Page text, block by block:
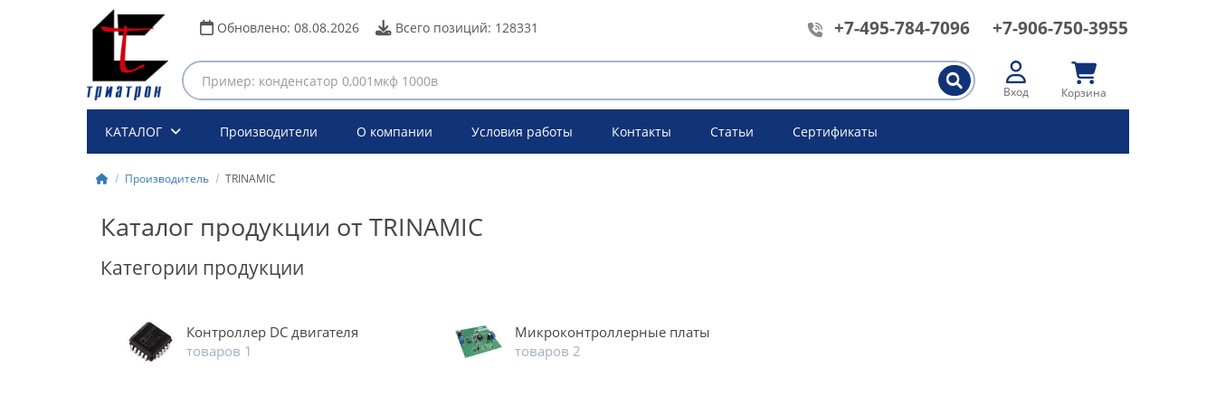
Обновлено: 08.08.2026 Всего позиций: 128331 +7-495-784-7096 +7-906-750-3955
Вход Корзина
КАТАЛОГ Производители О компании Условия работы Контакты Статьи Сертификаты
Производитель TRINAMIC
Каталог продукции от TRINAMIC
Категории продукции
Контроллер DC двигателя
товаров 1
Микроконтроллерные платы
товаров 2